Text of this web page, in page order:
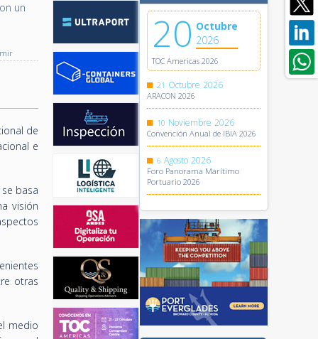
un
de
e
basa
visión
otras
medio
20 Octubre
2026
TOC Americas 2026
21 Octubre 2026
ARACON 2026
10 Noviembre 2026
Convención Anual de IBIA 2026
6 Agosto 2026
Foro Panorama Marítimo
Portuario 2026